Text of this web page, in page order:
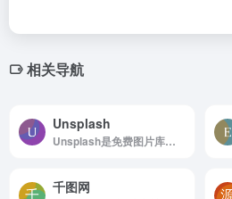
相关导航
Unsplash
Unsplash是免费图片库，适合任何项目使用，无版权限制
千图网